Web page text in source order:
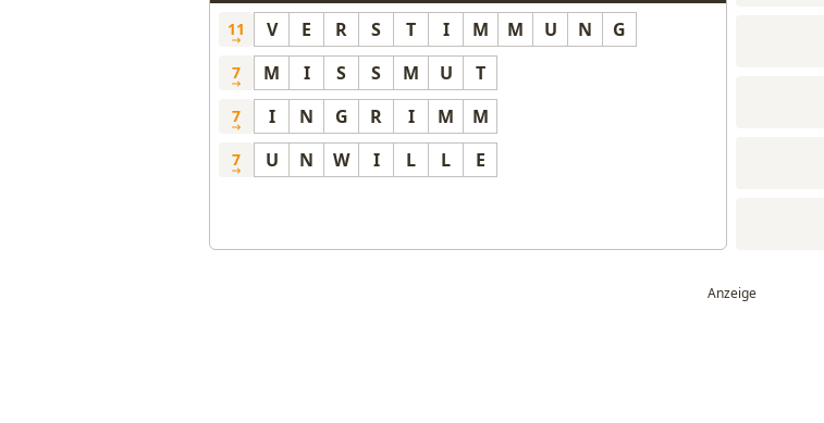
11 V E R S T I M M U N G
7 M I S S M U T
7 I N G R I M M
7 U N W I L L E